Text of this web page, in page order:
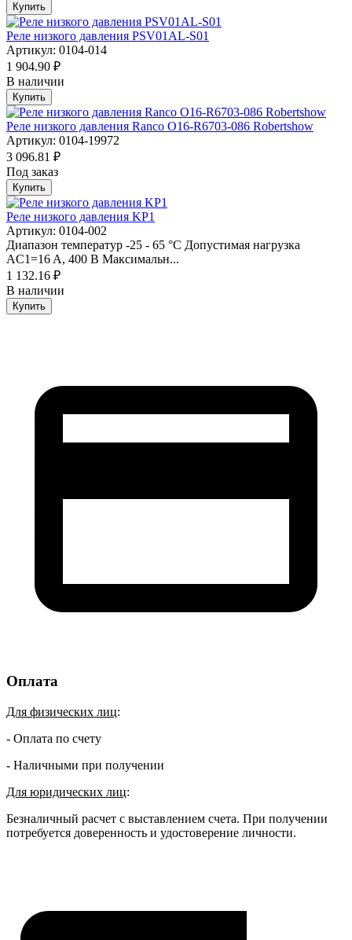
Купить
Реле низкого давления PSV01AL-S01
Артикул: 0104-014
1 904.90 ₽
В наличии
Купить
Реле низкого давления Ranco O16-R6703-086 Robertshow
Артикул: 0104-19972
3 096.81 ₽
Под заказ
Купить
Реле низкого давления KP1
Артикул: 0104-002
Диапазон температур -25 - 65 °C Допустимая нагрузка
AC1=16 A, 400 В Максимальн...
1 132.16 ₽
В наличии
Купить
Оплата
Для физических лиц:
- Оплата по счету
- Наличными при получении
Для юридических лиц:
Безналичный расчет с выставлением счета. При получении
потребуется доверенность и удостоверение личности.